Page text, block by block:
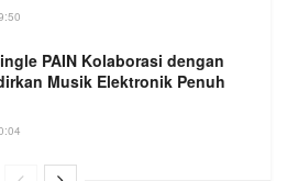
PAIN Kolaborasi dengan
Musik Elektronik Penuh